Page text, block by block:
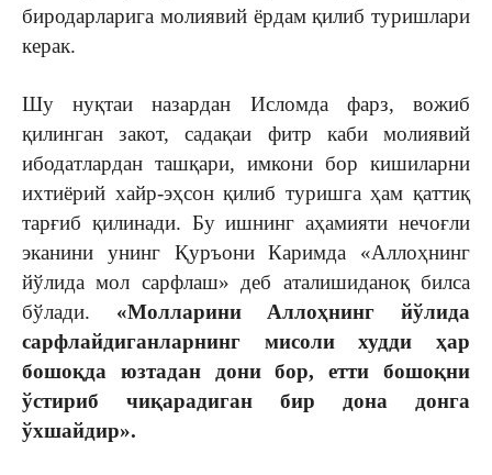
биродарларига молиявий ёрдам қилиб туришлари
керак.
Шу нуқтаи назардан Исломда фарз, вожиб
қилинган закот, садақаи фитр каби молиявий
ибодатлардан ташқари, имкони бор кишиларни
ихтиёрий хайр-эҳсон қилиб туришга ҳам қаттиқ
тарғиб қилинади. Бу ишнинг аҳамияти нечоғли
эканини унинг Қуръони Каримда «Аллоҳнинг
йўлида мол сарфлаш» деб аталишиданоқ билса
бўлади. «Молларини Аллоҳнинг йўлида
сарфлайдиганларнинг мисоли худди ҳар
бошоқда юзтадан дони бор, етти бошоқни
ўстириб чиқарадиган бир дона донга
ўхшайдир».